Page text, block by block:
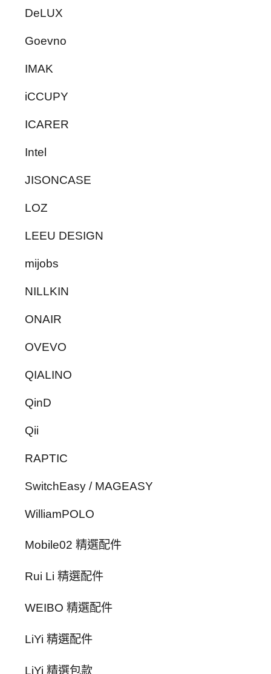
DeLUX
Goevno
IMAK
iCCUPY
ICARER
Intel
JISONCASE
LOZ
LEEU DESIGN
mijobs
NILLKIN
ONAIR
OVEVO
QIALINO
QinD
Qii
RAPTIC
SwitchEasy / MAGEASY
WilliamPOLO
Mobile02 精選配件
Rui Li 精選配件
WEIBO 精選配件
LiYi 精選配件
LiYi 精選包款